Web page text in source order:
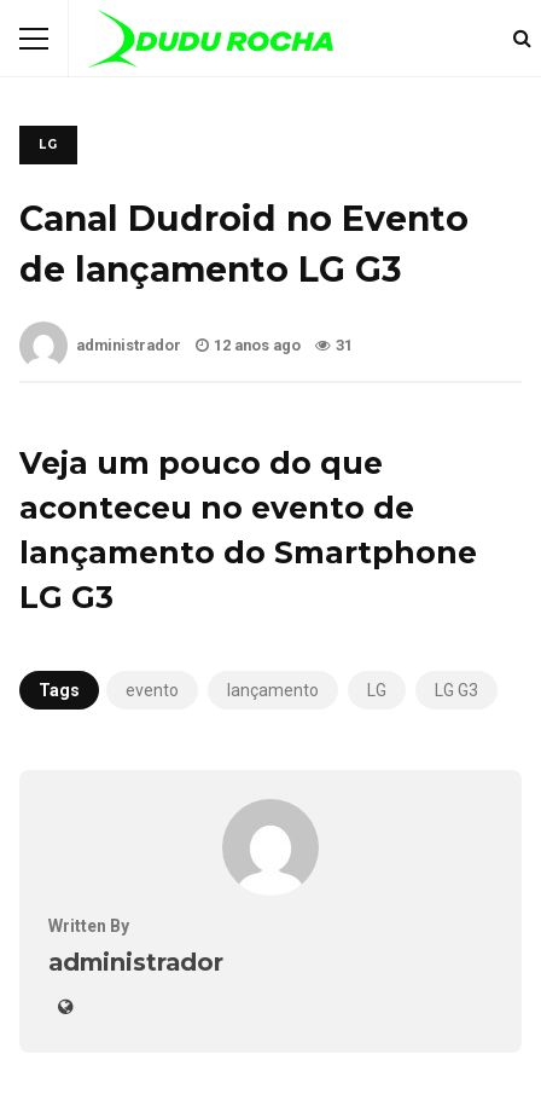
LG
Canal Dudroid no Evento
de lançamento LG G3
administrador 12 anos ago 31
Veja um pouco do que
aconteceu no evento de
lançamento do Smartphone
LG G3
Tags evento lançamento LG LG G3
Written By
administrador